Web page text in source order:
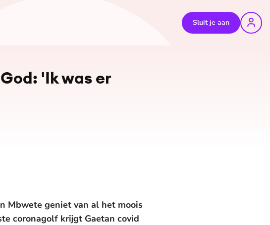
Sluit je aan
'Ik was er
Mbwete geniet van al het moois
coronagolf krijgt Gaetan covid